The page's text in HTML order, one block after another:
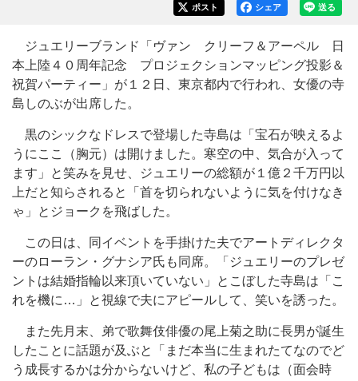
送る
シェア
ポスト
ジュエリーブランド「ヴァン クリーフ＆アーペル 日
本上陸４０周年記念 プロジェクションマッピング投影＆
祝賀パーティー」が１２日、東京都内で行われ、女優の寺
島しのぶが出席した。
黒のシックなドレスで登場した寺島は「宝石が映えるよ
うにここ（胸元）は開けました。寒空の中、気合が入って
ます」と笑みを見せ、ジュエリーの総額が１億２千万円以
上だと知らされると「首を切られないように気を付けなき
ゃ」とジョークを飛ばした。
この日は、同イベントを手掛けた夫でアートディレクタ
ーのローラン・グナシア氏も同席。「ジュエリーのプレゼ
ントは結婚指輪以来頂いていない」とこぼした寺島は「こ
れを機に…」と視線で夫にアピールして、笑いを誘った。
また先月末、弟で歌舞伎俳優の尾上菊之助に長男が誕生
したことに話題が及ぶと「まだ本当に生まれたてなのでど
う成長するかは分からないけど、私の子どもは（面会時